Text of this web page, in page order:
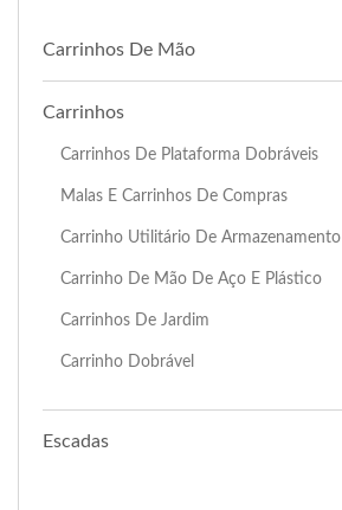
Carrinhos De Mão
Carrinhos
Carrinhos De Plataforma Dobráveis
Malas E Carrinhos De Compras
Carrinho Utilitário De Armazenamento
Carrinho De Mão De Aço E Plástico
Carrinhos De Jardim
Carrinho Dobrável
Escadas